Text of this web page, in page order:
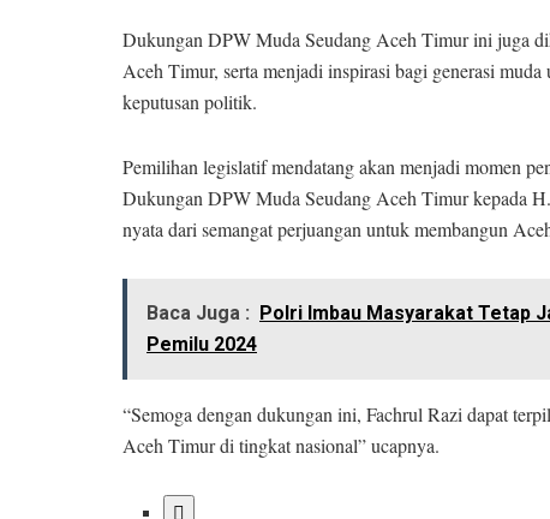
Dukungan DPW Muda Seudang Aceh Timur ini juga
Aceh Timur, serta menjadi inspirasi bagi generasi
keputusan politik.
Pemilihan legislatif mendatang akan menjadi momen
Dukungan DPW Muda Seudang Aceh Timur kepada
nyata dari semangat perjuangan untuk membangun
Baca Juga : Polri Imbau Masyarakat Tetap
Pemilu 2024
“Semoga dengan dukungan ini, Fachrul Razi dapat
Aceh Timur di tingkat nasional” ucapnya.